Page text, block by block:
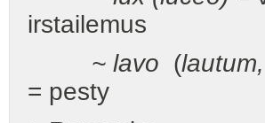
irstailemus
~ lavo (
= pesty